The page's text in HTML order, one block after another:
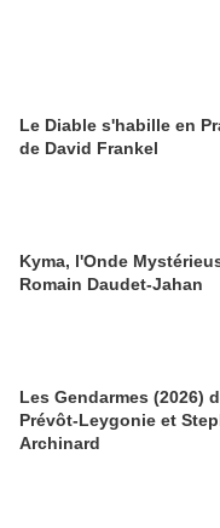
Le Diable s'habille en
de David Frankel
Kyma, l'Onde
Romain Daudet-Jahan
Les Gendarmes (2026)
Prévôt-Leygonie et
Archinard